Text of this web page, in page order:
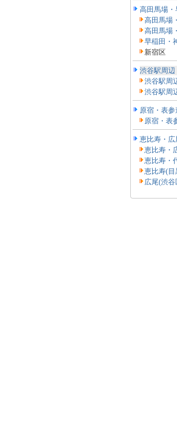
高田馬場・
高田馬場
高田馬場
早稲田・
新宿区
渋谷駅周辺
渋谷駅周
渋谷駅周
原宿・表参
原宿・表
恵比寿・広
恵比寿・
恵比寿・
恵比寿(目
広尾(渋谷